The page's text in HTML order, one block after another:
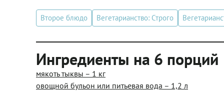
Второе блюдо Вегетарианство: Строго
Ингредиенты на 6 порций
мякоть тыквы – 1 кг
овощной бульон или питьевая вода – 1,2 л